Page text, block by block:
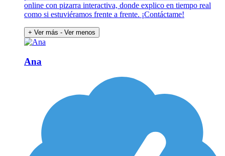
online con pizarra interactiva, donde explico en tiempo real
como si estuviéramos frente a frente. ¡Contáctame!
+ Ver más - Ver menos
Ana